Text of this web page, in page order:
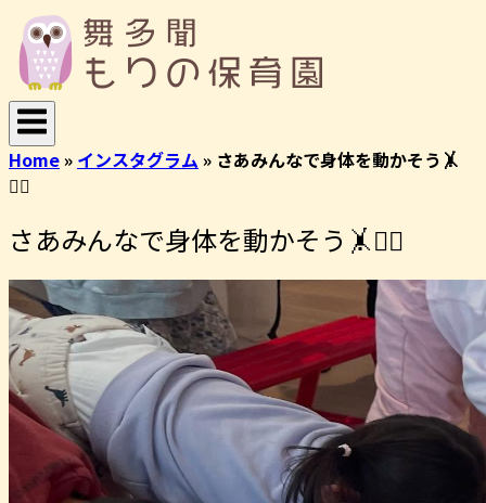
ン
テ
ン
ツ
へ
ス
ッ
プ
ー
ム
Home» インスタグラム » さあみんなで身体を動かそう🤸
🤸‍♀️
さあみんなで身体を動かそう🤸🤸‍♀️